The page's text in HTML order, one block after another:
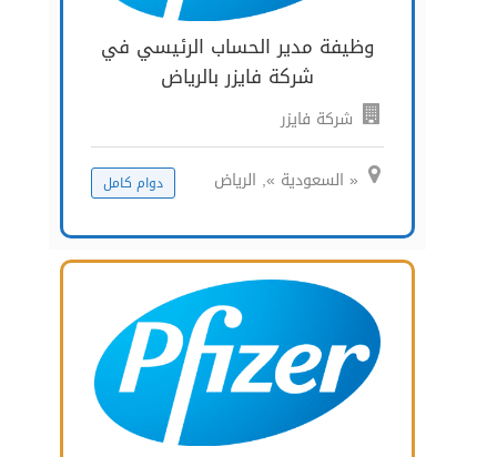
وظيفة مدير الحساب الرئيسي في
شركة فايزر بالرياض
شركة فايزر
« السعودية », الرياض دوام كامل